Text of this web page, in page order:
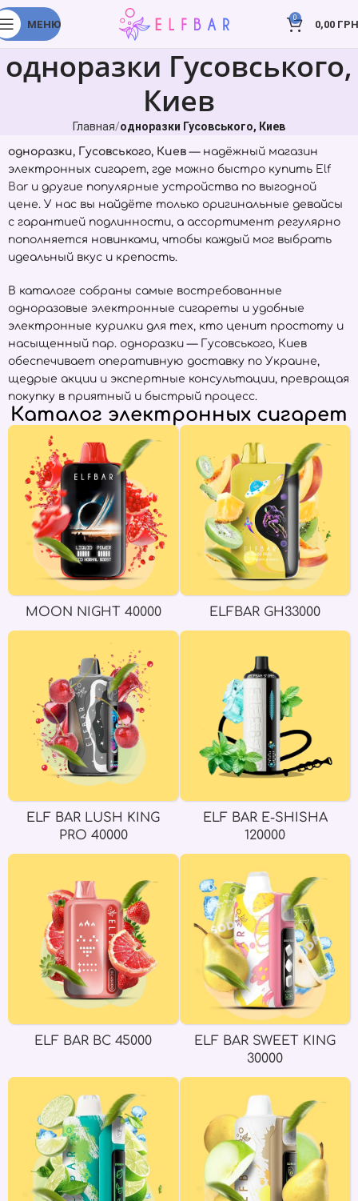
МЕНЮ
0
0,00
одноразки Гусовського,
Киев
Главная одноразки Гусовського, Киев
одноразки, Гусовського, Киев — надёжный магазин
электронных сигарет, где можно быстро купить Elf
Bar и другие популярные устройства по выгодной
цене. У нас вы найдёте только оригинальные девайсы
с гарантией подлинности, а ассортимент регулярно
пополняется новинками, чтобы каждый мог выбрать
идеальный вкус и крепость.
В каталоге собраны самые востребованные
одноразовые электронные сигареты и удобные
электронные курилки для тех, кто ценит простоту и
насыщенный пар. одноразки — Гусовського, Киев
обеспечивает оперативную доставку по Украине,
щедрые акции и экспертные консультации, превращая
покупку в приятный и быстрый процесс.
Каталог электронных сигарет
MOON NIGHT 40000 ELFBAR GH33000
ELF BAR LUSH KING
PRO 40000
ELF BAR E-SHISHA
120000
ELF BAR BC 45000
ELF BAR SWEET KING
30000